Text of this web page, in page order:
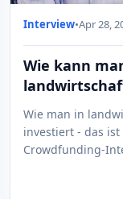
Interview•Apr 28,
Wie kann
Wie man in
investiert - das
Crowdfunding-